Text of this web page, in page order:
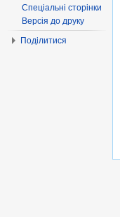
Спеціальні сторінки
Версія до друку
Поділитися